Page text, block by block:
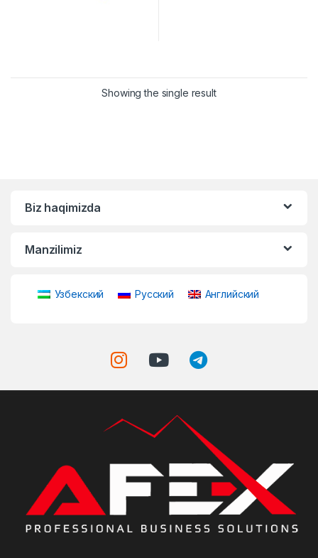
Showing the single result
Biz haqimizda
Manzilimiz
Узбекский Русский Английский